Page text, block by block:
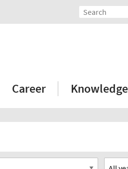
Career